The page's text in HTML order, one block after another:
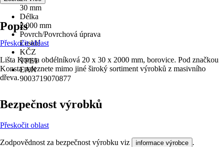
30 mm
Délka
2 000 mm
Povrch/Povrchová úprava
Lesklé
KČZ
TPE1
EAN
9003719070877
Popis
Přeskočit oblast
Lišta Konsta obdélníková 20 x 30 x 2000 mm, borovice. Pod značkou
Konsta naleznete mimo jiné široký sortiment výrobků z masivního
dřeva.
Bezpečnost výrobků
Přeskočit oblast
Zodpovědnost za bezpečnost výrobku viz informace výrobce .